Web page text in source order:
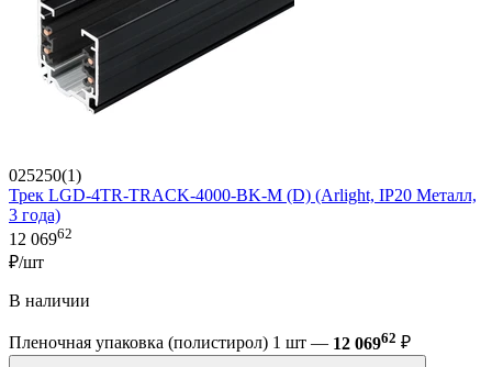
025250(1)
Трек LGD-4TR-TRACK-4000-BK-M (D) (Arlight, IP20 Металл,
3 года)
12 06962
₽/шт
В наличии
Пленочная упаковка (полистирол) 1 шт — 12 06962 ₽